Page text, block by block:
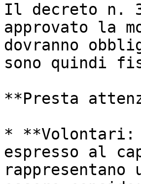
Il decreto n.
approvato la
dovranno
sono quindi
**Presta
* **Volontari:
espresso al